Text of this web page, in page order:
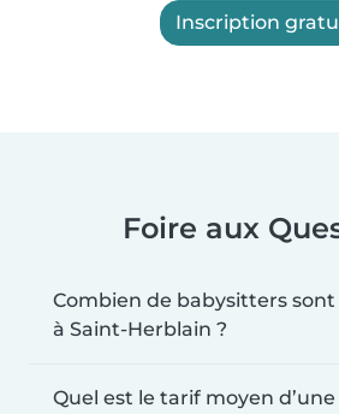
Inscription
Foire aux
Combien de babysitters
à Saint-Herblain ?
Quel est le tarif moyen